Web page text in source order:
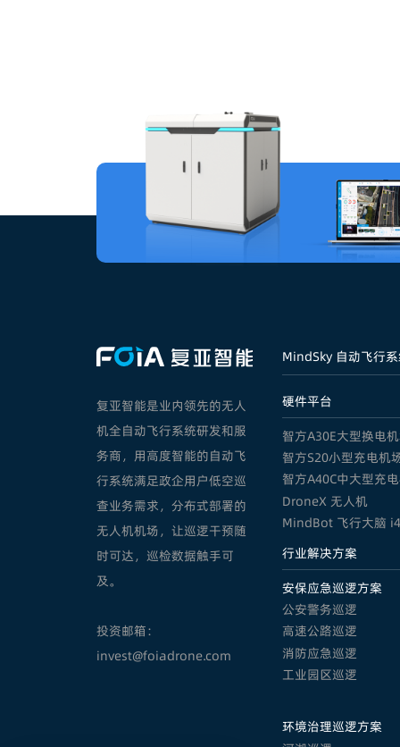
复亚智能是业内领先的无人
机全自动飞行系统研发和服
务商，用高度智能的自动飞
行系统满足政企用户低空巡
查业务需求，分布式部署的
无人机机场，让巡逻干预随
时可达，巡检数据触手可
及。
投资邮箱：
invest@foiadrone.com
MindSky 自动飞行
硬件平台
智方A30E大型换电
智方S20小型充电机
智方A40C中大型充
DroneX 无人机
MindBot 飞行大脑
行业解决方案
安保应急巡逻方案
公安警务巡逻
高速公路巡逻
消防应急巡逻
工业园区巡逻
环境治理巡逻方案